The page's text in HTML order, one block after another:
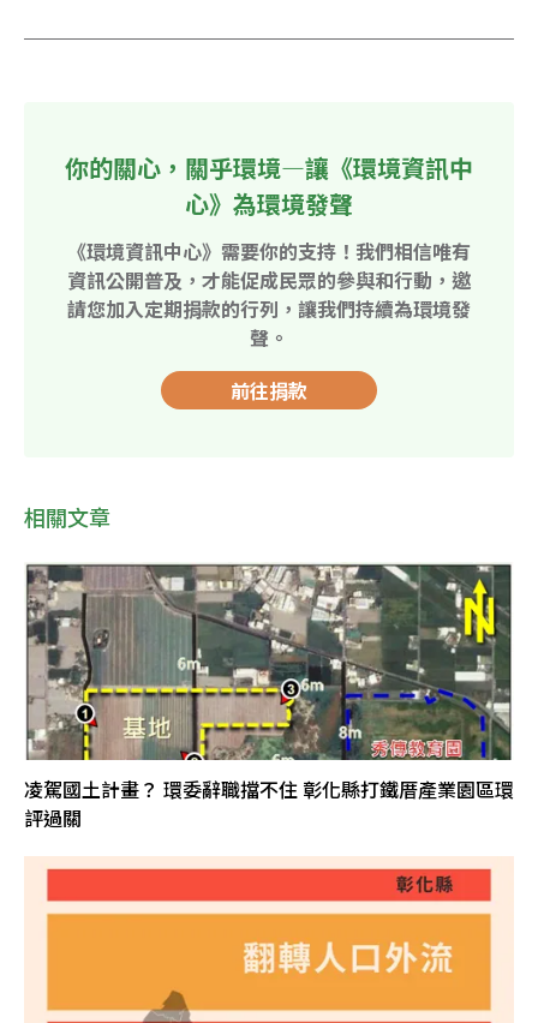
你的關心，關乎環境—讓《環境資訊中
心》為環境發聲
《環境資訊中心》需要你的支持！我們相信唯有
資訊公開普及，才能促成民眾的參與和行動，邀
請您加入定期捐款的行列，讓我們持續為環境發
聲。
前往捐款
相關文章
凌駕國土計畫？ 環委辭職擋不住 彰化縣打鐵厝產業園區環
評過關